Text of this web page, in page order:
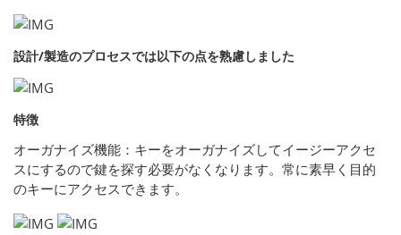
設計/製造のプロセスでは以下の点を熟慮しました
特徴
オーガナイズ機能：キーをオーガナイズしてイージーアクセ
スにするので鍵を探す必要がなくなります。常に素早く目的
のキーにアクセスできます。